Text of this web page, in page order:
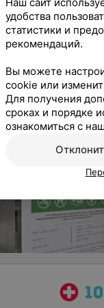
удобства
статистики и
рекомендаций.
Вы можете
cookie или
Для получения
сроках и порядке
ознакомиться с